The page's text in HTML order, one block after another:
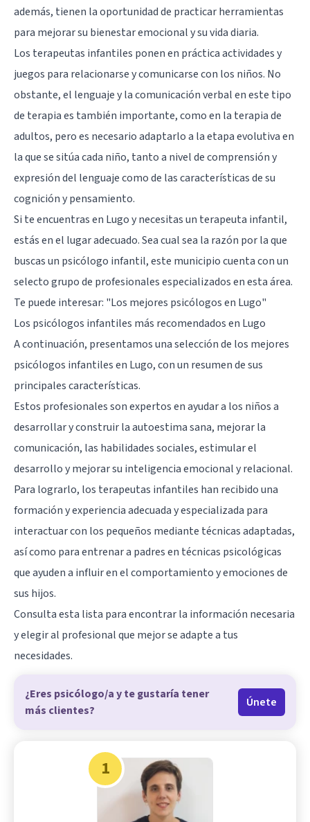
además, tienen la oportunidad de practicar herramientas
para mejorar su bienestar emocional y su vida diaria.
Los terapeutas infantiles ponen en práctica actividades y
juegos para relacionarse y comunicarse con los niños. No
obstante, el lenguaje y la comunicación verbal en este tipo
de terapia es también importante, como en la terapia de
adultos, pero es necesario adaptarlo a la etapa evolutiva en
la que se sitúa cada niño, tanto a nivel de comprensión y
expresión del lenguaje como de las características de su
cognición y pensamiento.
Si te encuentras en Lugo y necesitas un terapeuta infantil,
estás en el lugar adecuado. Sea cual sea la razón por la que
buscas un psicólogo infantil, este municipio cuenta con un
selecto grupo de profesionales especializados en esta área.
Te puede interesar: "Los mejores psicólogos en Lugo"
Los psicólogos infantiles más recomendados en Lugo
A continuación, presentamos una selección de los mejores
psicólogos infantiles en Lugo, con un resumen de sus
principales características.
Estos profesionales son expertos en ayudar a los niños a
desarrollar y construir la autoestima sana, mejorar la
comunicación, las habilidades sociales, estimular el
desarrollo y mejorar su inteligencia emocional y relacional.
Para lograrlo, los terapeutas infantiles han recibido una
formación y experiencia adecuada y especializada para
interactuar con los pequeños mediante técnicas adaptadas,
así como para entrenar a padres en técnicas psicológicas
que ayuden a influir en el comportamiento y emociones de
sus hijos.
Consulta esta lista para encontrar la información necesaria
y elegir al profesional que mejor se adapte a tus
necesidades.
¿Eres psicólogo/a y te gustaría tener
más clientes?
Únete
1